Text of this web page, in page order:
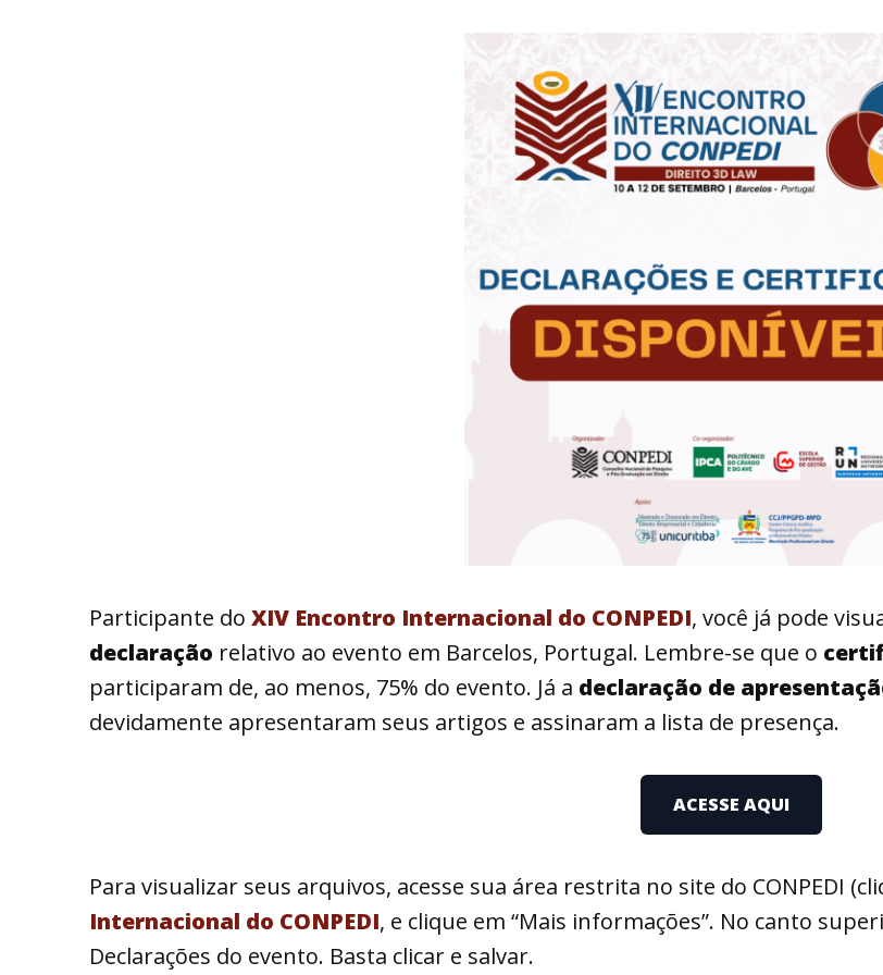
Participante do XIV Encontro Internacional do CONPEDI, você já pode
declaração relativo ao evento em Barcelos, Portugal. Lembre-se que o
participaram de, ao menos, 75% do evento. Já a declaração de
devidamente apresentaram seus artigos e assinaram a lista de presença.
ACESSE AQUI
Para visualizar seus arquivos, acesse sua área restrita no site do CONPEDI
Internacional do CONPEDI, e clique em “Mais informações”. No canto
Declarações do evento. Basta clicar e salvar.